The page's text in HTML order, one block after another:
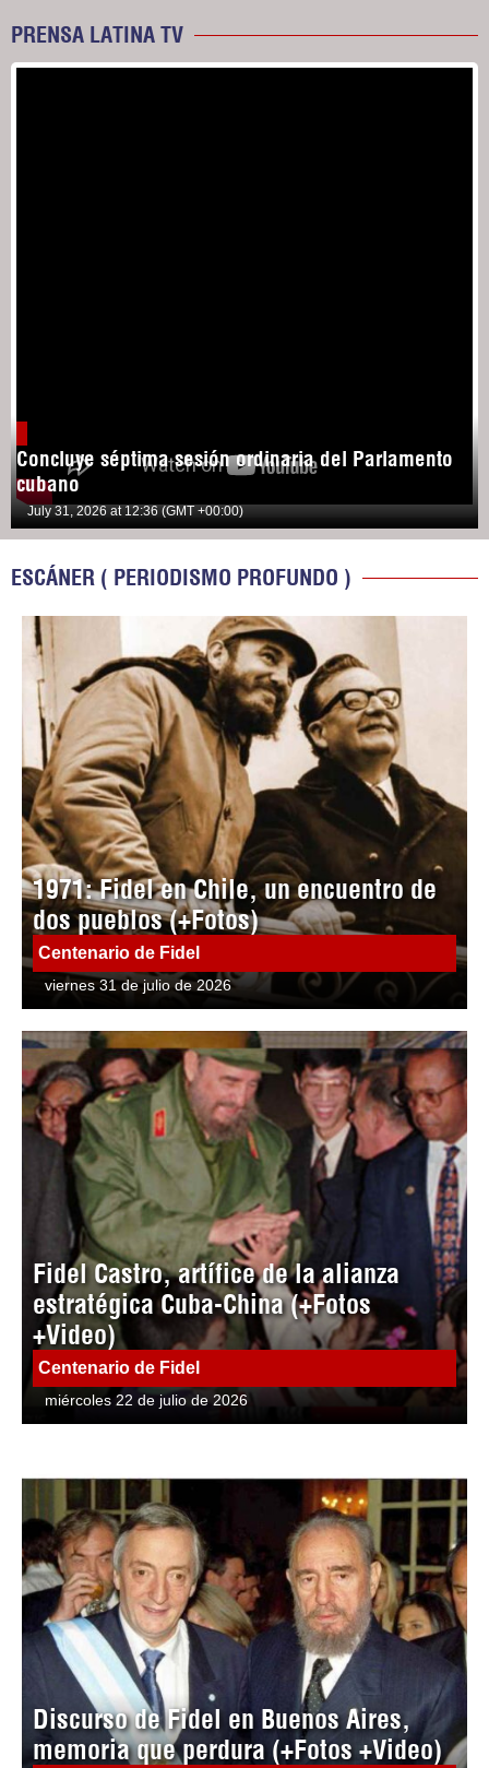
PRENSA LATINA TV
Concluye séptima sesión ordinaria del Parlamento
cubano
July 31, 2026 at 12:36 (GMT +00:00)
ESCÁNER ( PERIODISMO PROFUNDO )
1971: Fidel en Chile, un encuentro de
dos pueblos (+Fotos)
Centenario de Fidel
viernes 31 de julio de 2026
Fidel Castro, artífice de la alianza
estratégica Cuba-China (+Fotos
+Video)
Centenario de Fidel
miércoles 22 de julio de 2026
Discurso de Fidel en Buenos Aires,
memoria que perdura (+Fotos +Video)